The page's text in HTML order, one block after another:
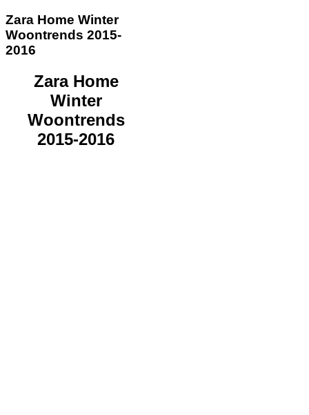
Zara Home Winter
Woontrends 2015-
2016
Zara Home
Winter
Woontrends
2015-2016